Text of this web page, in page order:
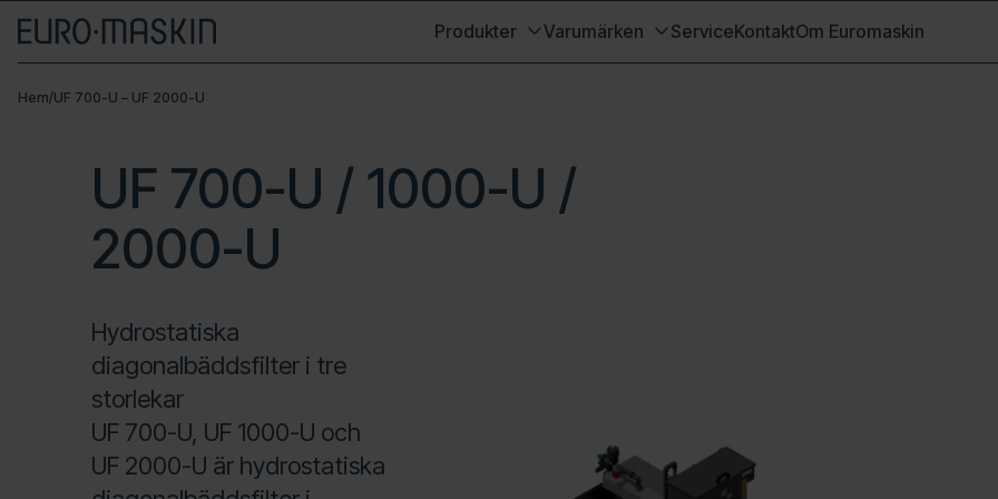
Produkter Varumärken ServiceKontaktOm Euromaskin
Hem/UF 700-U – UF 2000-U
UF 700-U / 1000-U /
2000-U
Hydrostatiska
diagonalbäddsfilter i tre
storlekar
UF 700-U, UF 1000-U och
UF 2000-U är hydrostatiska